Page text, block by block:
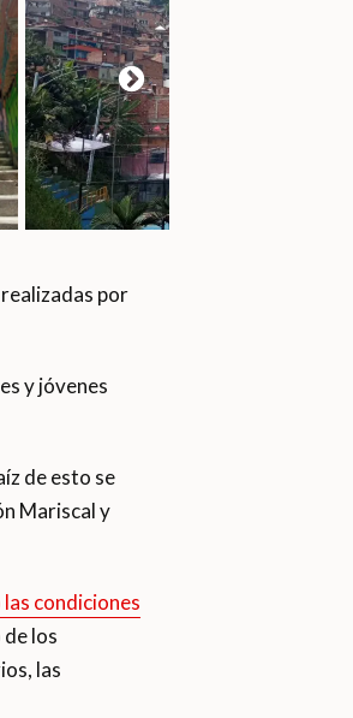
por
y jóvenes
de esto se
Mariscal y
condiciones
los
las